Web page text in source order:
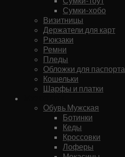
Сумки-хобо
Визитницы
Держатели для карт
Рюкзаки
Ремни
Пледы
Обложки для паспорта
Кошельки
Шарфы и платки
Обувь Мужская
Ботинки
Кеды
Кроссовки
Лоферы